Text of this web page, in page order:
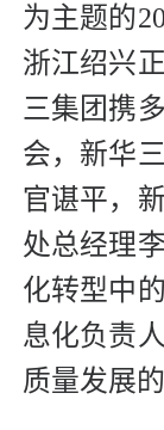
为主题的
浙江绍兴
三集团携
会，新华
官谌平，
处总经理
化转型中
息化负责
质量发展